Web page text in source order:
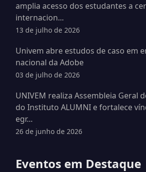
amplia acesso dos estudantes a
internacion...
13 de julho de 2026
Univem abre estudos de caso em
nacional da Adobe
03 de julho de 2026
UNIVEM realiza Assembleia Geral
do Instituto ALUMNI e fortalece
egr...
26 de junho de 2026
Eventos em Destaque